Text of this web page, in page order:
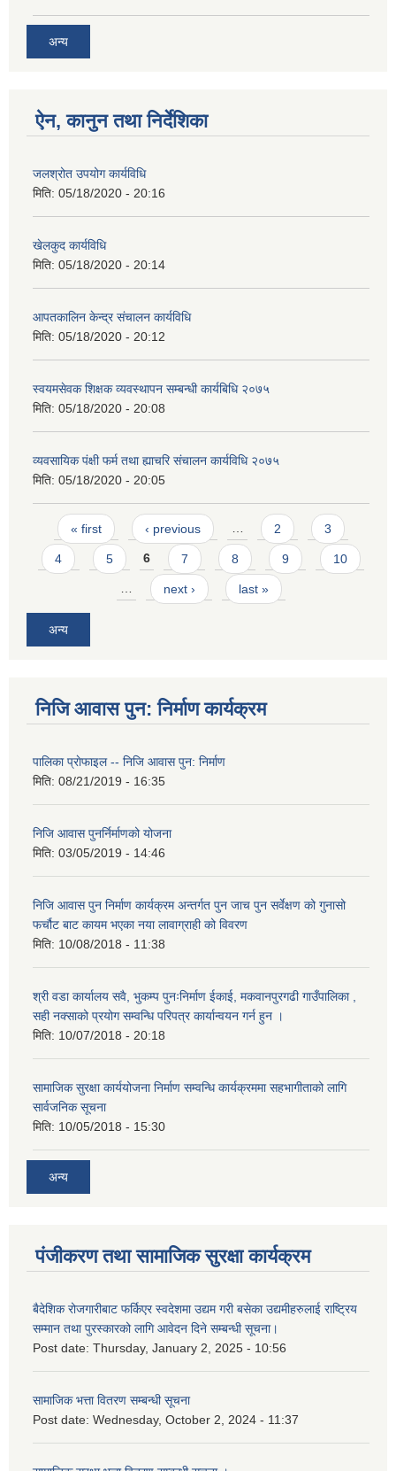
अन्य
ऐन, कानुन तथा निर्देशिका
जलश्रोत उपयोग कार्यविधि
मिति: 05/18/2020 - 20:16
खेलकुद कार्यविधि
मिति: 05/18/2020 - 20:14
आपतकालिन केन्द्र संचालन कार्यविधि
मिति: 05/18/2020 - 20:12
स्वयमसेवक शिक्षक व्यवस्थापन सम्बन्धी कार्यबिधि २०७५
मिति: 05/18/2020 - 20:08
व्यवसायिक पंक्षी फर्म तथा ह्याचरि संचालन कार्यविधि २०७५
मिति: 05/18/2020 - 20:05
Pages
« first ‹ previous … 2 3
4 5 6 7 8 9 10
… next › last »
अन्य
निजि आवास पुन: निर्माण कार्यक्रम
पालिका प्राेफाइल -- निजि आवास पुन: निर्माण
मिति: 08/21/2019 - 16:35
निजि आवास पुनर्निर्माणको योजना
मिति: 03/05/2019 - 14:46
निजि आवास पुन निर्माण कार्यक्रम अन्तर्गत पुन जाच पुन सर्वेक्षण को गुनासो
फर्चौट बाट कायम भएका नया लावाग्राही को विवरण
मिति: 10/08/2018 - 11:38
श्री वडा कार्यालय सवै, भुकम्प पुनःनिर्माण ईकाई, मकवानपुरगढी गाउँपालिका ,
सही नक्साको प्रयोग सम्वन्धि परिपत्र कार्यान्वयन गर्न हुन ।
मिति: 10/07/2018 - 20:18
सामाजिक सुरक्षा कार्ययोजना निर्माण सम्वन्धि कार्यक्रममा सहभागीताको लागि
सार्वजनिक सूचना
मिति: 10/05/2018 - 15:30
अन्य
पंजीकरण तथा सामाजिक सुरक्षा कार्यक्रम
बैदेशिक रोजगारीबाट फर्किएर स्वदेशमा उद्यम गरी बसेका उद्यमीहरुलाई राष्‍ट्रिय
सम्मान तथा पुरस्कारको लागि आवेदन दिने सम्बन्धी सूचना।
Post date: Thursday, January 2, 2025 - 10:56
सामाजिक भत्ता वितरण सम्बन्धी सूचना
Post date: Wednesday, October 2, 2024 - 11:37